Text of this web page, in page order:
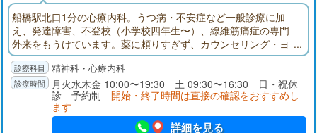
船橋駅北口1分の心療内科。うつ病・不安症など一般診療に加
え、発達障害、不登校（小学校四年生〜）、線維筋痛症の専門
外来をもうけています。薬に頼りすぎず、カウンセリング・ヨ
ガなど非薬物療法も取り入れながら、患者さんと相談して治療
をすすめていきます。
精神科・心療内科
月火水木金 10:00〜19:30 土 09:30〜16:30 日・祝休
診 予約制 開始・終了時間は直接の確認をおすすめし
ます
詳細を見る